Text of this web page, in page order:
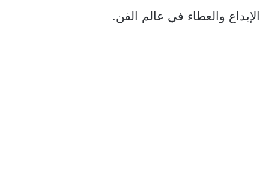
الإبداع والعطاء في عالم الفن.